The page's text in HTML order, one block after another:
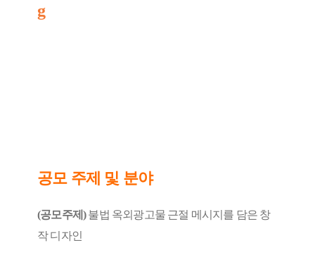
공모 주제 및 분야
(공모주제)불법 옥외광고물 근절 메시지를 담은 창
작 디자인